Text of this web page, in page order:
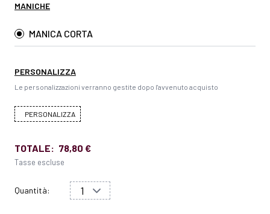
MANICHE
MANICA CORTA
PERSONALIZZA
Le personalizzazioni verranno gestite dopo l'avvenuto acquisto
PERSONALIZZA
TOTALE: 78,80 €
Tasse escluse
Quantità: